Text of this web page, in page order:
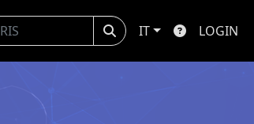
IT LOGIN